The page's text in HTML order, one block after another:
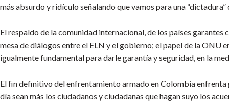
más absurdo y ridículo señalando que vamos para una “dictadura”
El respaldo de la comunidad internacional, de los países garantes
mesa de diálogos entre el ELN y el gobierno; el papel de la ONU
igualmente fundamental para darle garantía y seguridad, en la
El fin definitivo del enfrentamiento armado en Colombia
día sean más los ciudadanos y ciudadanas que hagan suyo los